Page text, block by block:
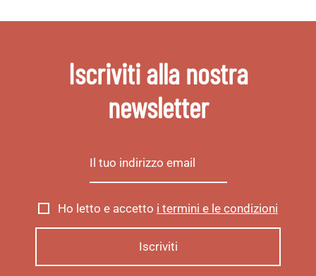
Iscriviti alla nostra
newsletter
Ho letto e accetto i termini e le condizioni